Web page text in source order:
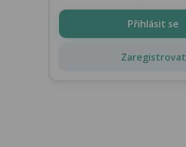
Přihlásit se
Zaregistrovat